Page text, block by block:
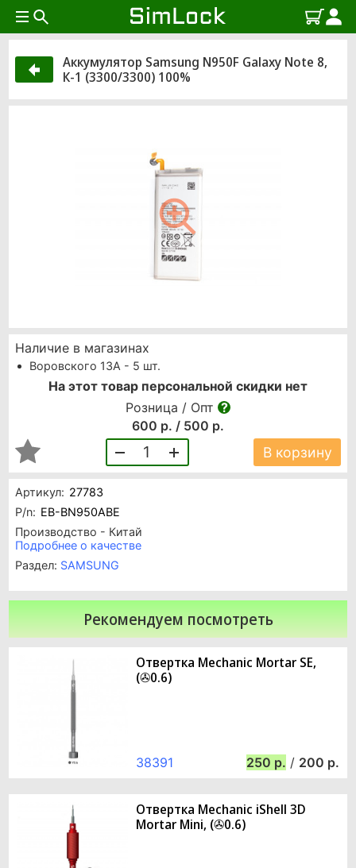
Аккумулятор Samsung N950F Galaxy Note 8,
К-1 (3300/3300) 100%
Артикул: 27783
P/n: EB-BN950ABE
Производство - Китай
Подробнее о качестве
Раздел: SAMSUNG
Наличие в магазинах
Воровского 13А - 5 шт.
На этот товар персональной скидки нет
Розница / Опт
600 р. / 500 р.
1 В корзину
Рекомендуем посмотреть
Отвертка Mechanic Mortar SE,
(✇0.6)
38391 250 / 200
Отвертка Mechanic iShell 3D
Mortar Mini, (✇0.6)